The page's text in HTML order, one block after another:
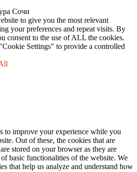
Сочи
to give you the most relevant
your preferences and repeat visits. By
consent to the use of ALL the cookies.
Settings" to provide a controlled
to improve your experience while you
Out of these, the cookies that are
stored on your browser as they are
basic functionalities of the website. We
that help us analyze and understand how